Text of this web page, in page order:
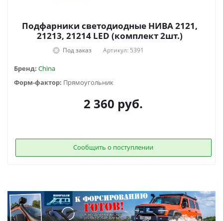
Подфарники светодиодные НИВА 2121,
21213, 21214 LED (комплект 2шт.)
Под заказ Артикул: 5391
Бренд: China
Форм-фактор: Прямоугольник
2 360 руб.
Сообщить о поступлении